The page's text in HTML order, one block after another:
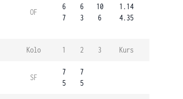
OF
6
7
6
3
10
6
1.14
4.35
Kolo 1 2 3 Kurs
SF
7
5
7
5